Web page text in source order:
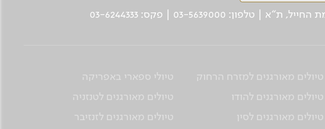
טיולים מאורגנים למזרח הרחוק
טיולים מאורגנים להודו
טיולים מאורגנים לסין
טיולי ספארי באפריקה
טיולים מאורגנים לטנזניה
טיולים מאורגנים לזנזיבר